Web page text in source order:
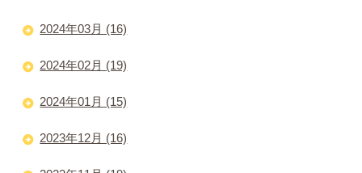
2024年03月 (16)
2024年02月 (19)
2024年01月 (15)
2023年12月 (16)